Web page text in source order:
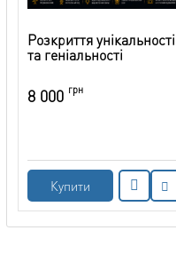
Розкриття унікальності
та геніальності
8 000 грн
Купити